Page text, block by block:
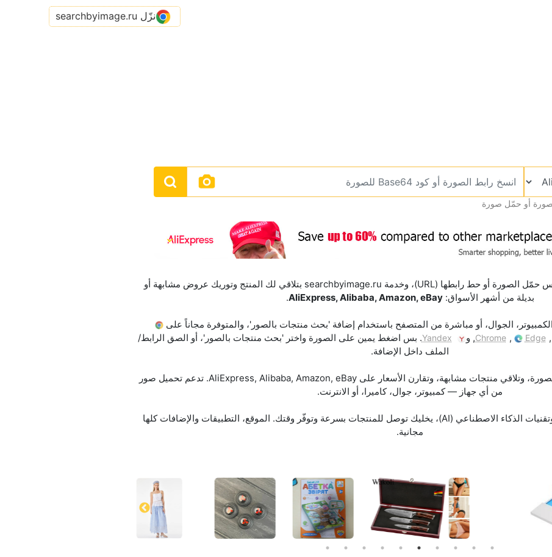
أو حمّل صورة
شلون تدور على منتج بالصورة؟ بس حمّل الصورة أو حط رابطها (URL)، وخدمة searchbyimage.ru بتلاقي لك المنتج وتوريك عروض مشابهة أو
بديلة من أشهر الأسواق:AliExpress, Alibaba, Amazon, eBay
.
الجوال، أو مباشرة من المتصفح باستخدام إضافة 'بحث منتجات بالصور'، والمتوفرة مجاناً على
Chrome , Edge , , و Yandex. بس اضغط يمين على الصورة واختر 'بحث منتجات بالصور'، أو الصق الرابط/
الملف داخل الإضافة.
الخدمة تتعرف على اللي موجود بالصورة، وتلاقي منتجات مشابهة، وتقارن الأسعار على AliExpress, Alibaba, Amazon, eBay. تدعم تحميل صور
من أي جهاز — كمبيوتر، جوال، كاميرا، أو الانترنت.
البحث يعتمد على رؤية الكمبيوتر وتقنيات الذكاء الاصطناعي (AI)، يخليك توصل للمنتجات بسرعة وتوفّر وقتك. الموقع، التطبيقات والإضافات كلها
مجانية.
نزّل searchbyimage.ru